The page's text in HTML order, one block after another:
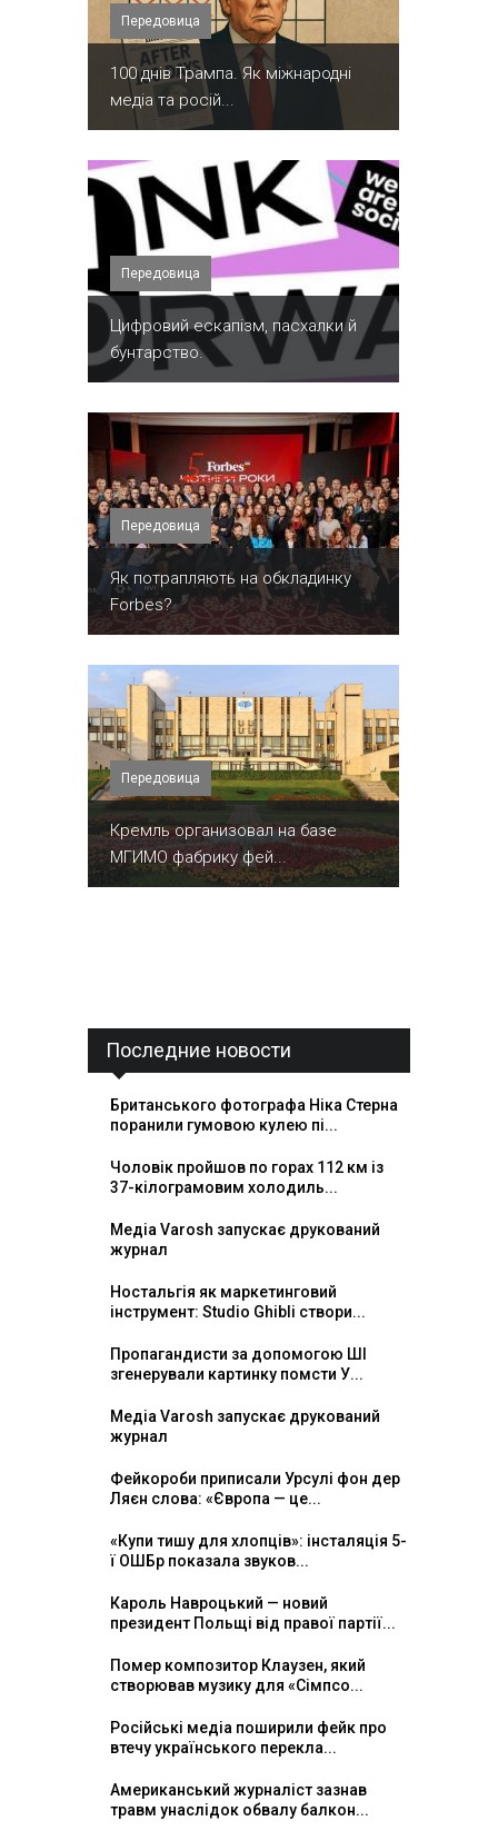
Передовица
100 днів Трампа. Як міжнародні
медіа та росій...
Передовица
​Цифровий ескапізм, пасхалки й
бунтарство.
Передовица
​Як потрапляють на обкладинку
Forbes?
Передовица
Кремль организовал на базе
МГИМО фабрику фей...
Последние новости
Британського фотографа Ніка Стерна
поранили гумовою кулею пі...
Чоловік пройшов по горах 112 км із
37-кілограмовим холодиль...
Медіа Varosh запускає друкований
журнал
Ностальгія як маркетинговий
інструмент: Studio Ghibli створи...
Пропагандисти за допомогою ШІ
згенерували картинку помсти У...
Медіа Varosh запускає друкований
журнал
Фейкороби приписали Урсулі фон дер
Ляєн слова: «Європа — це...
«Купи тишу для хлопців»: інсталяція 5-
ї ОШБр показала звуков...
Кароль Навроцький — новий
президент Польщі від правої партії...
Помер композитор Клаузен, який
створював музику для «Сімпсо...
Російські медіа поширили фейк про
втечу українського перекла...
Американський журналіст зазнав
травм унаслідок обвалу балкон...